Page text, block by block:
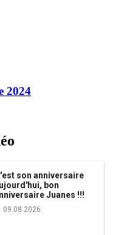
2024
son anniversaire
bon
Juanes !!!
09.08.2026